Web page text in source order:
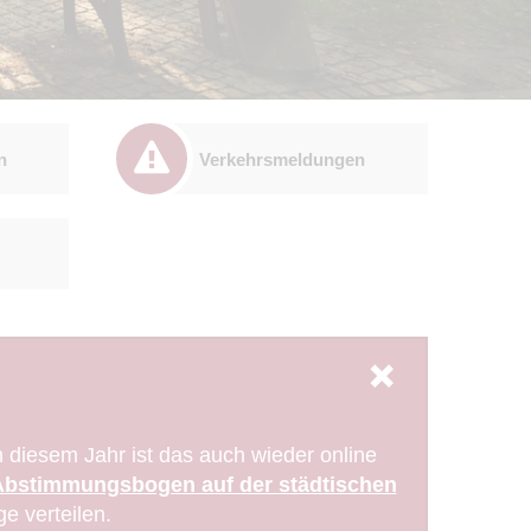
Verkehrsmeldungen
Jahr ist das auch wieder online
auf der städtischen
verteilen.